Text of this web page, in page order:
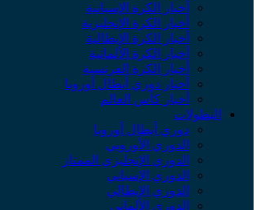
أخبار الكرة الإسبانية
أخبار الكرة الإنجليزية
أخبار الكرة الإيطالية
أخبار الكرة الألمانية
أخبار الكرة الفرنسية
أخبار دوري أبطال أوروبا
أخبار كأس العالم
البطولات
دوري أبطال أوروبا
الدوري الأوروبي
الدوري الإنجليزي الممتاز
الدوري الإسباني
الدوري الإيطالي
الدوري الألماني